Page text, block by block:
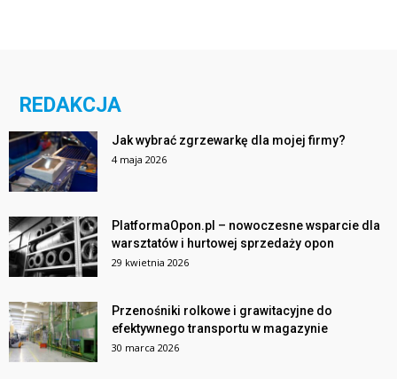
REDAKCJA
Jak wybrać zgrzewarkę dla mojej firmy?
4 maja 2026
PlatformaOpon.pl – nowoczesne wsparcie dla
warsztatów i hurtowej sprzedaży opon
29 kwietnia 2026
Przenośniki rolkowe i grawitacyjne do
efektywnego transportu w magazynie
30 marca 2026